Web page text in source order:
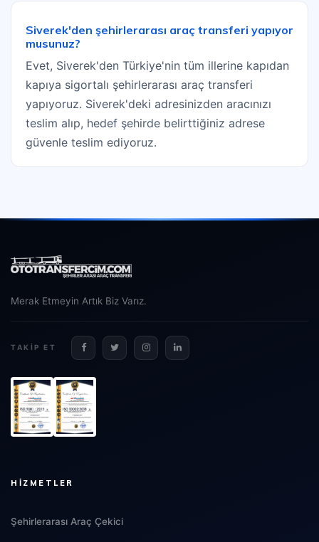
Siverek'den şehirlerarası araç transferi yapıyor
musunuz?
Evet, Siverek'den Türkiye'nin tüm illerine kapıdan
kapıya sigortalı şehirlerarası araç transferi
yapıyoruz. Siverek'deki adresinizden aracınızı
teslim alıp, hedef şehirde belirttiğiniz adrese
güvenle teslim ediyoruz.
Merak Etmeyin Artık Biz Varız.
TAKIP ET
HIZMETLER
Şehirlerarası Araç Çekici